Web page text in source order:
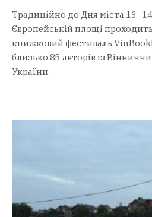
Традиційно до Дня міста
Європейській площі
книжковий фестиваль
близько 85 авторів із
України.